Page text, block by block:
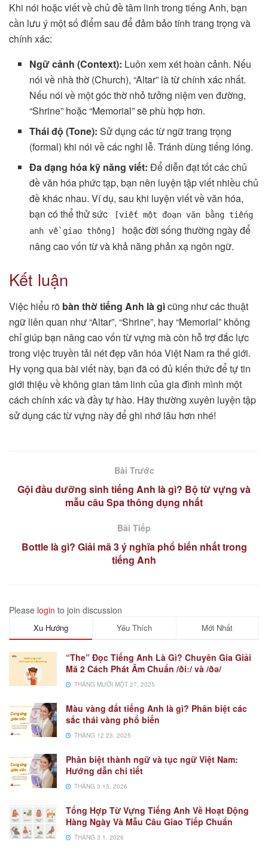
Khi nói hoặc viết về chủ đề tâm linh trong tiếng Anh, bạn
cần lưu ý một số điểm sau để đảm bảo tính trang trọng và
chính xác:
Ngữ cảnh (Context): Luôn xem xét hoàn cảnh. Nếu
nói về nhà thờ (Church), “Altar” là từ chính xác nhất.
Nếu nói về một góc thờ nhỏ tưởng niệm ven đường,
“Shrine” hoặc “Memorial” sẽ phù hợp hơn.
Thái độ (Tone): Sử dụng các từ ngữ trang trọng
(formal) khi nói về các nghi lễ. Tránh dùng tiếng lóng.
Đa dạng hóa kỹ năng viết: Để diễn đạt tốt các chủ
đề văn hóa phức tạp, bạn nên luyện tập viết nhiều chủ
đề khác nhau. Ví dụ, sau khi luyện viết về văn hóa,
bạn có thể thử sức
[viết một đoạn văn bằng tiếng
anh về giao thông]
hoặc đời sống thường ngày để
nâng cao vốn từ và khả năng phản xạ ngôn ngữ.
Kết luận
Việc hiểu rõ bàn thờ tiếng Anh là gìcũng như các thuật
ngữ liên quan như “Altar”, “Shrine”, hay “Memorial” không
chỉ giúp bạn nâng cao vốn từ vựng mà còn hỗ trợ đắc lực
trong việc truyền tải nét đẹp văn hóa Việt Nam ra thế giới.
Hy vọng qua bài viết này, bạn đã có đủ kiến thức để tự tin
giới thiệu về không gian tâm linh của gia đình mình một
cách chính xác và đầy tự hào. Hãy thường xuyên luyện tập
sử dụng các từ vựng này để ghi nhớ lâu hơn nhé!
Bài Trước
Gội đầu dưỡng sinh tiếng Anh là gì? Bộ từ vựng và
mẫu câu Spa thông dụng nhất
Bài Tiếp
Bottle là gì? Giải mã 3 ý nghĩa phổ biến nhất trong
tiếng Anh
Please login to join discussion
Xu Hướng Yêu Thích Mới Nhất
“The” Đọc Tiếng Anh Là Gì? Chuyên Gia Giải
Mã 2 Cách Phát Âm Chuẩn /ðiː/ và /ðə/
THÁNG MƯỜI MỘT 27, 2025
Màu vàng đất tiếng Anh là gì? Phân biệt các
sắc thái vàng phổ biến
THÁNG 12 23, 2025
Phân biệt thành ngữ và tục ngữ Việt Nam:
Hướng dẫn chi tiết
THÁNG 3 15, 2026
Tổng Hợp Từ Vựng Tiếng Anh Về Hoạt Động
Hàng Ngày Và Mẫu Câu Giao Tiếp Chuẩn
THÁNG 3 1, 2026